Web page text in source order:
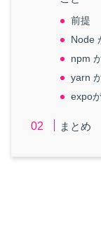
前提
Node
npm
yarn
expo
まとめ